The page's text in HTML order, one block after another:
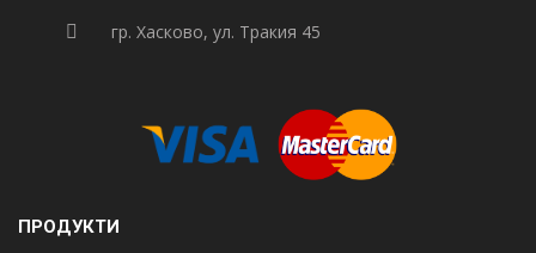
гр. Хасково, ул. Тракия 45
ПРОДУКТИ